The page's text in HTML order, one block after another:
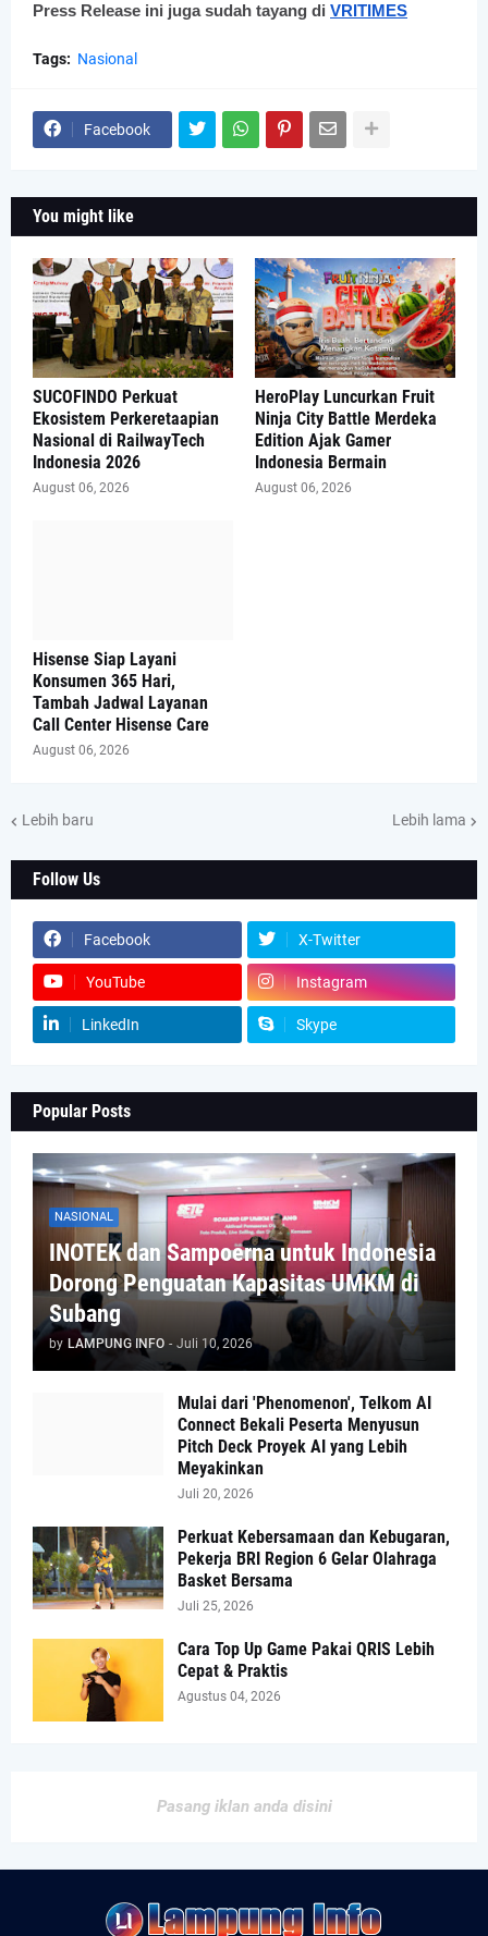
Press Release ini juga sudah tayang di VRITIMES
Tags: Nasional
Facebook
You might like
SUCOFINDO Perkuat
Ekosistem Perkeretaapian
Nasional di RailwayTech
Indonesia 2026
August 06, 2026
HeroPlay Luncurkan Fruit
Ninja City Battle Merdeka
Edition Ajak Gamer
Indonesia Bermain
August 06, 2026
Hisense Siap Layani
Konsumen 365 Hari,
Tambah Jadwal Layanan
Call Center Hisense Care
August 06, 2026
Lebih baru Lebih lama
Follow Us
Facebook X-Twitter
YouTube Instagram
LinkedIn Skype
Popular Posts
NASIONAL
INOTEK dan Sampoerna untuk Indonesia
Dorong Penguatan Kapasitas UMKM di
Subang
by LAMPUNG INFO - Juli 10, 2026
Mulai dari 'Phenomenon', Telkom AI
Connect Bekali Peserta Menyusun
Pitch Deck Proyek AI yang Lebih
Meyakinkan
Juli 20, 2026
Perkuat Kebersamaan dan Kebugaran,
Pekerja BRI Region 6 Gelar Olahraga
Basket Bersama
Juli 25, 2026
Cara Top Up Game Pakai QRIS Lebih
Cepat & Praktis
Agustus 04, 2026
Pasang iklan anda disini